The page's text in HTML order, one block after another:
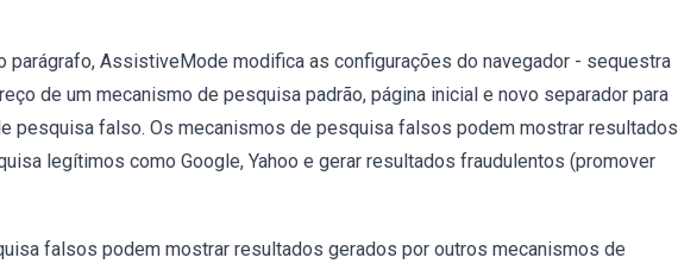
parágrafo, AssistiveMode modifica as configurações do navegador - sequestra
de um mecanismo de pesquisa padrão, página inicial e novo separador para
pesquisa falso. Os mecanismos de pesquisa falsos podem mostrar resultados
legítimos como Google, Yahoo e gerar resultados fraudulentos (promover
falsos podem mostrar resultados gerados por outros mecanismos de